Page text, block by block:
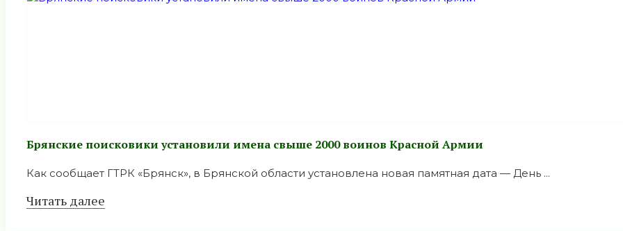
Брянские поисковики установили имена свыше 2000 воинов Красной Армии
Как сообщает ГТРК «Брянск», в Брянской области установлена новая памятная дата — День ...
Читать далее